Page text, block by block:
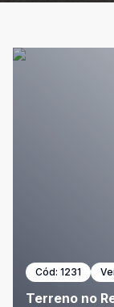
Cód: 1231
Terreno no